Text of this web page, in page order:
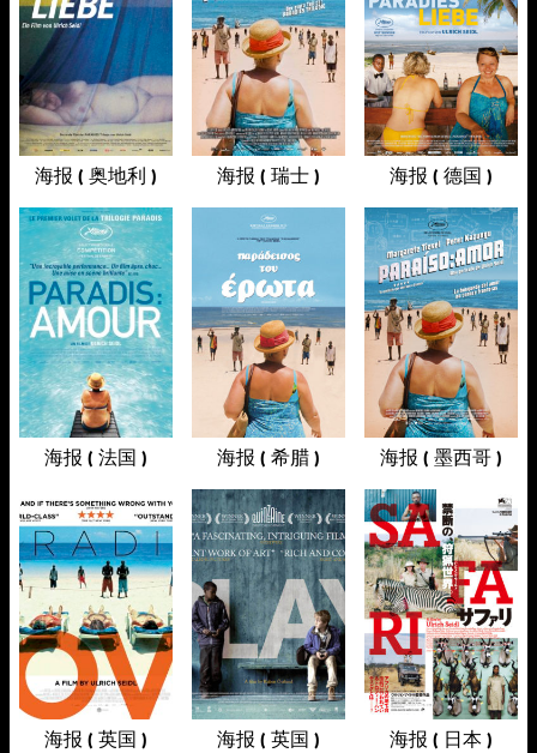
海报 ( 奥地利 ) 海报 ( 瑞士 ) 海报 ( 德国 )
海报 ( 法国 ) 海报 ( 希腊 ) 海报 ( 墨西哥 )
海报 ( 英国 ) 海报 ( 英国 ) 海报 ( 日本 )